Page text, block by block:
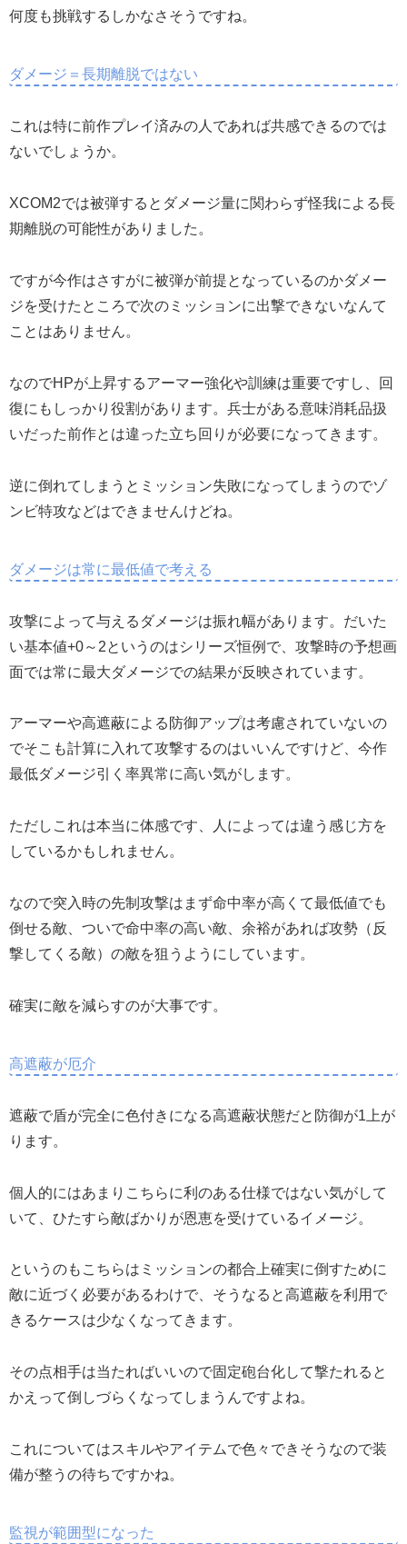
何度も挑戦するしかなさそうですね。
ダメージ＝長期離脱ではない
これは特に前作プレイ済みの人であれば共感できるのでは
ないでしょうか。
XCOM2では被弾するとダメージ量に関わらず怪我による長
期離脱の可能性がありました。
ですが今作はさすがに被弾が前提となっているのかダメー
ジを受けたところで次のミッションに出撃できないなんて
ことはありません。
なのでHPが上昇するアーマー強化や訓練は重要ですし、回
復にもしっかり役割があります。兵士がある意味消耗品扱
いだった前作とは違った立ち回りが必要になってきます。
逆に倒れてしまうとミッション失敗になってしまうのでゾ
ンビ特攻などはできませんけどね。
ダメージは常に最低値で考える
攻撃によって与えるダメージは振れ幅があります。だいた
い基本値+0～2というのはシリーズ恒例で、攻撃時の予想画
面では常に最大ダメージでの結果が反映されています。
アーマーや高遮蔽による防御アップは考慮されていないの
でそこも計算に入れて攻撃するのはいいんですけど、今作
最低ダメージ引く率異常に高い気がします。
ただしこれは本当に体感です、人によっては違う感じ方を
しているかもしれません。
なので突入時の先制攻撃はまず命中率が高くて最低値でも
倒せる敵、ついで命中率の高い敵、余裕があれば攻勢（反
撃してくる敵）の敵を狙うようにしています。
確実に敵を減らすのが大事です。
高遮蔽が厄介
遮蔽で盾が完全に色付きになる高遮蔽状態だと防御が1上が
ります。
個人的にはあまりこちらに利のある仕様ではない気がして
いて、ひたすら敵ばかりが恩恵を受けているイメージ。
というのもこちらはミッションの都合上確実に倒すために
敵に近づく必要があるわけで、そうなると高遮蔽を利用で
きるケースは少なくなってきます。
その点相手は当たればいいので固定砲台化して撃たれると
かえって倒しづらくなってしまうんですよね。
これについてはスキルやアイテムで色々できそうなので装
備が整うの待ちですかね。
監視が範囲型になった